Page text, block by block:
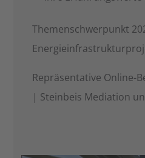
Themenschwerpunkt
Repräsentative Online-
| Steinbeis Mediation